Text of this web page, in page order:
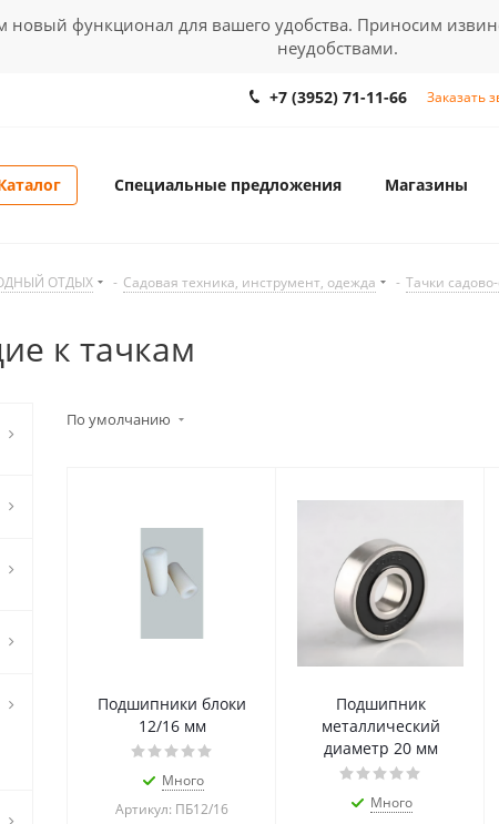
функционал для вашего удобства. Приносим
неудобствами.
+7 (3952) 71-11-66 Заказать
Специальные предложения Магазины
ОТДЫХ - Садовая техника, инструмент, одежда - Тачки
к тачкам
По умолчанию
Подшипники блоки
12/16 мм
Много
Артикул: ПБ12/16
Подшипник
металлический
диаметр 20 мм
Много